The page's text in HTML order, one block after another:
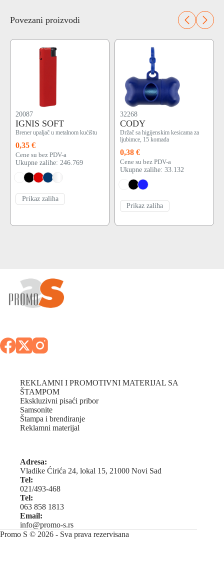
Povezani proizvodi
20087
IGNIS SOFT
Brener upaljač u metalnom kućištu
0,35 €
Cene su bez PDV-a
Ukupne zalihe: 246.769
Prikaz zaliha
32268
CODY
Držač sa higijenskim kesicama za
ljubimce, 15 komada
0,38 €
Cene su bez PDV-a
Ukupne zalihe: 33.132
Prikaz zaliha
REKLAMNI I PROMOTIVNI MATERIJAL SA
ŠTAMPOM
Ekskluzivni pisaći pribor
Samsonite
Štampa i brendiranje
Reklamni materijal
Adresa:
Vladike Ćirića 24, lokal 15, 21000 Novi Sad
Tel:
021/493-468
Tel:
063 858 1813
Email:
info@promo-s.rs
Promo S © 2026 - Sva prava rezervisana